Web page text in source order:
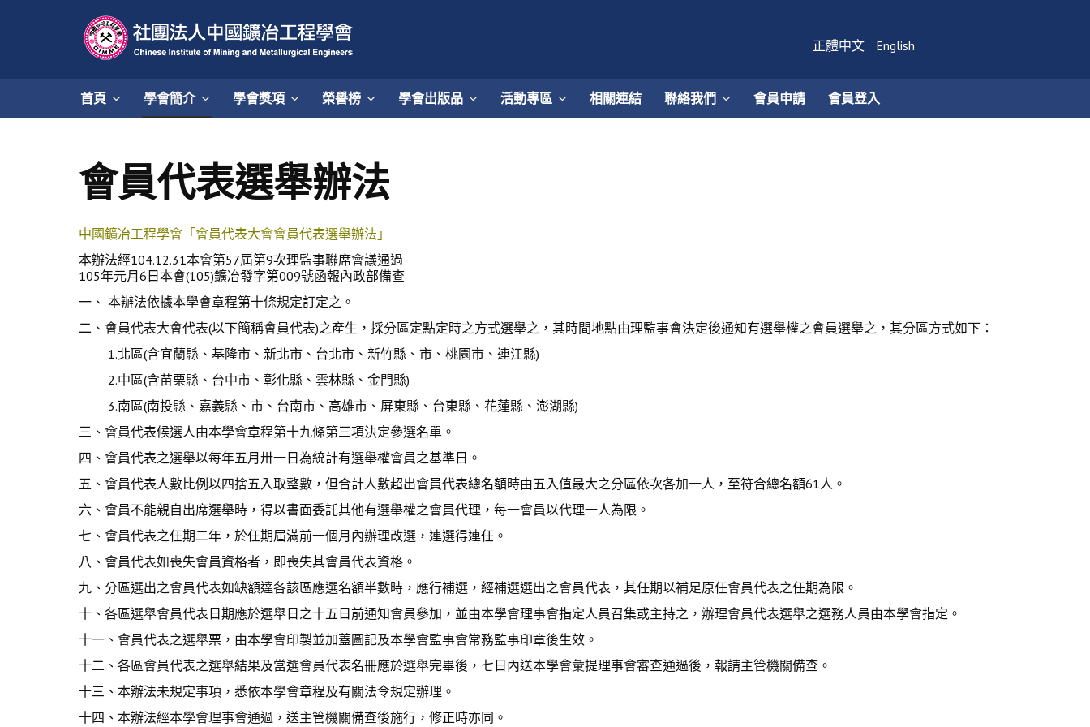
正體中文 English
首頁 學會簡介 學會獎項 榮譽榜 學會出版品 活動專區 相關連結 聯絡我們 會員申請 會員登入
會員代表選舉辦法
中國鑛冶工程學會「會員代表大會會員代表選舉辦法」
本辦法經104.12.31本會第57屆第9次理監事聯席會議通過
105年元月6日本會(105)鑛冶發字第009號函報內政部備查
一、 本辦法依據本學會章程第十條規定訂定之。
二、會員代表大會代表(以下簡稱會員代表)之產生，採分區定點定時之方式選舉之，其時間地點由理監事會決定後通知有選舉權之會員選舉之，其分區方式如下：
1.北區(含宜蘭縣、基隆市、新北市、台北市、新竹縣、市、桃園市、連江縣)
2.中區(含苗栗縣、台中市、彰化縣、雲林縣、金門縣)
3.南區(南投縣、嘉義縣、市、台南市、高雄市、屏東縣、台東縣、花蓮縣、澎湖縣)
三、會員代表候選人由本學會章程第十九條第三項決定參選名單。
四、會員代表之選舉以每年五月卅一日為統計有選舉權會員之基準日。
五、會員代表人數比例以四捨五入取整數，但合計人數超出會員代表總名額時由五入值最大之分區依次各加一人，至符合總名額61人。
六、會員不能親自出席選舉時，得以書面委託其他有選舉權之會員代理，每一會員以代理一人為限。
七、會員代表之任期二年，於任期屆滿前一個月內辦理改選，連選得連任。
八、會員代表如喪失會員資格者，即喪失其會員代表資格。
九、分區選出之會員代表如缺額達各該區應選名額半數時，應行補選，經補選選出之會員代表，其任期以補足原任會員代表之任期為限。
十、各區選舉會員代表日期應於選舉日之十五日前通知會員參加，並由本學會理事會指定人員召集或主持之，辦理會員代表選舉之選務人員由本學會指定。
十一、會員代表之選舉票，由本學會印製並加蓋圖記及本學會監事會常務監事印章後生效。
十二、各區會員代表之選舉結果及當選會員代表名冊應於選舉完畢後，七日內送本學會彙提理事會審查通過後，報請主管機關備查。
十三、本辦法未規定事項，悉依本學會章程及有關法令規定辦理。
十四、本辦法經本學會理事會通過，送主管機關備查後施行，修正時亦同。